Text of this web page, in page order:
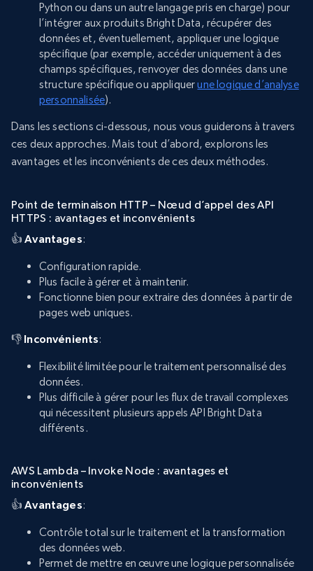
Python ou dans un autre langage pris en charge) pour
l’intégrer aux produits Bright Data, récupérer des
données et, éventuellement, appliquer une logique
spécifique (par exemple, accéder uniquement à des
champs spécifiques, renvoyer des données dans une
structure spécifique ou appliquerune logique d’analyse
personnalisée).
Dans les sections ci-dessous, nous vous guiderons à travers
ces deux approches. Mais tout d’abord, explorons les
avantages et les inconvénients de ces deux méthodes.
Point de terminaison HTTP – Nœud d’appel des API
HTTPS : avantages et inconvénients
👍Avantages:
Configuration rapide.
Plus facile à gérer et à maintenir.
Fonctionne bien pour extraire des données à partir de
pages web uniques.
👎 Inconvénients:
Flexibilité limitée pour le traitement personnalisé des
données.
Plus difficile à gérer pour les flux de travail complexes
qui nécessitent plusieurs appels API Bright Data
différents.
AWS Lambda – Invoke Node : avantages et
inconvénients
👍Avantages:
Contrôle total sur le traitement et la transformation
des données web.
Permet de mettre en œuvre une logique personnalisée